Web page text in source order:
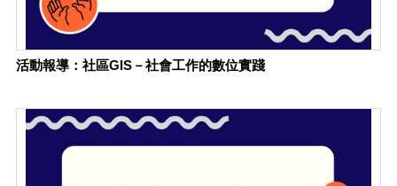
活動報導：社區GIS－社會工作的數位實踐